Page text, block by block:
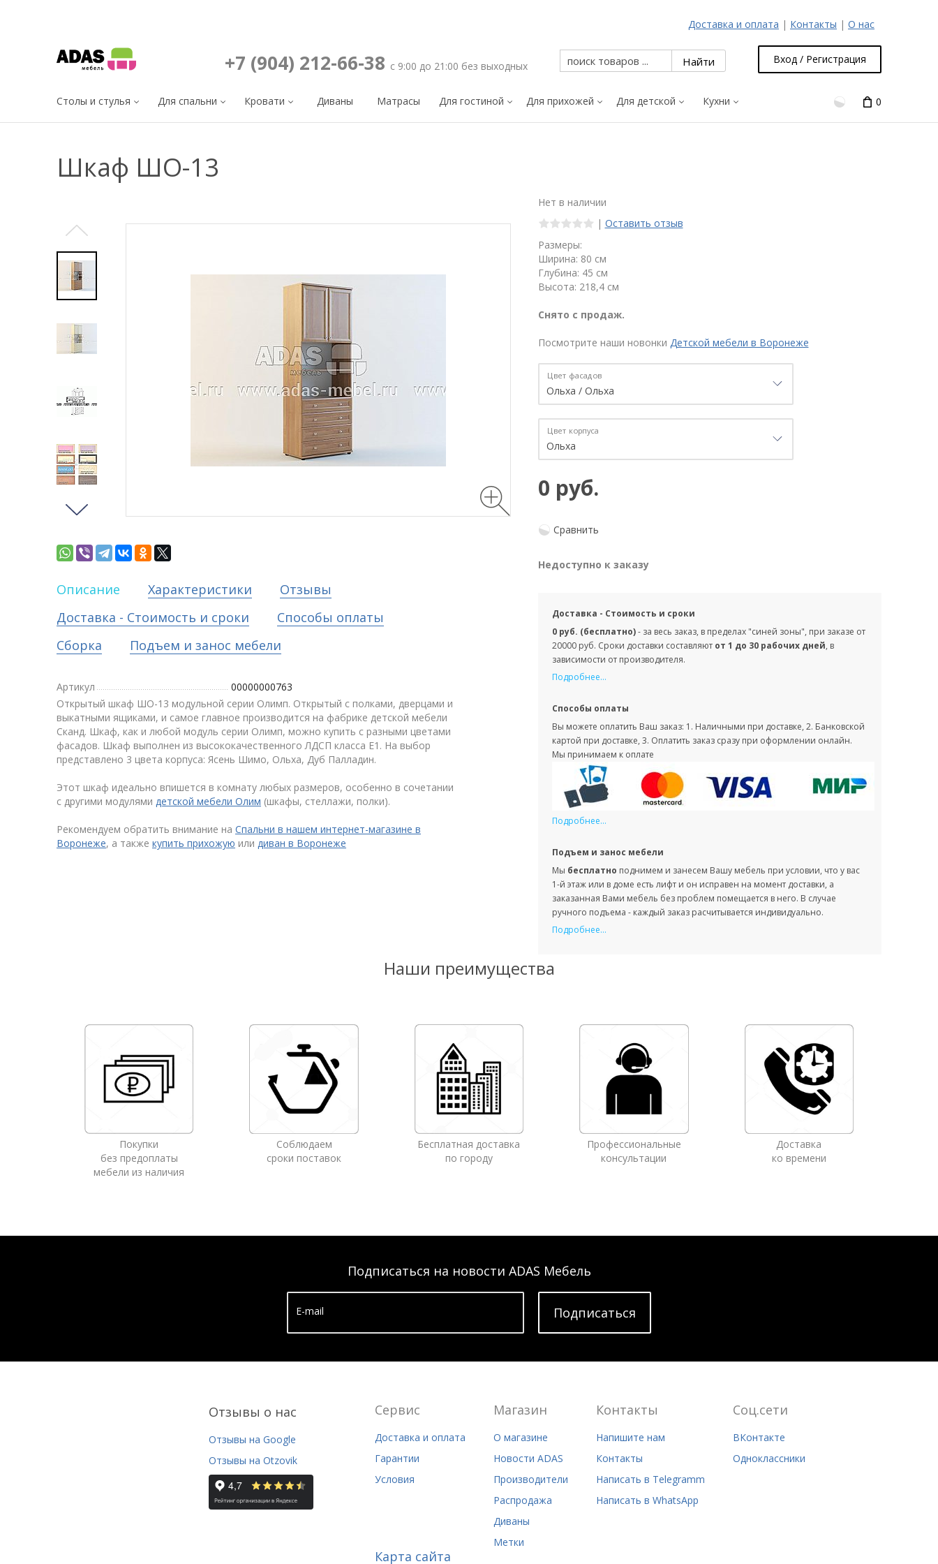
Доставка и оплата | Контакты | О нас
+7 (904) 212-66-38 с 9:00 до 21:00 без выходных
Вход / Регистрация
Столы и стулья Для спальни Кровати Диваны Матрасы Для гостиной Для прихожей Для детской Кухни 0
Шкаф ШО-13
Нет в наличии
| Оставить отзыв
Размеры:
Ширина: 80 см
Глубина: 45 см
Высота: 218,4 см
Снято с продаж.
Посмотрите наши новонки Детской мебели в Воронеже
Цвет фасадов
Цвет корпуса
0 руб.
Сравнить
Недоступно к заказу
Доставка - Стоимость и сроки
0 руб. (бесплатно)- за весь заказ, в пределах "синей зоны", при заказе от
20000 руб. Сроки доставки составляют от 1 до 30 рабочих дней, в
зависимости от производителя.
Подробнее...
Способы оплаты
Вы можете оплатить Ваш заказ: 1. Наличными при доставке, 2. Банковской
картой при доставке, 3. Оплатить заказ сразу при оформлении онлайн.
Мы принимаем к оплате
Подробнее...
Подъем и занос мебели
Мы бесплатно поднимем и занесем Вашу мебель при условии, что у вас
1-й этаж или в доме есть лифт и он исправен на момент доставки, а
заказанная Вами мебель без проблем помещается в него. В случае
ручного подъема - каждый заказ расчитывается индивидуально.
Подробнее...
Описание Характеристики
Отзывы
Доставка - Стоимость и сроки
Способы оплаты
Сборка
Подъем и занос мебели
Артикул
00000000763
Открытый шкаф ШО-13 модульной серии Олимп. Открытый с полками, дверцами и
выкатными ящиками, и самое главное производится на фабрике детской мебели
Сканд. Шкаф, как и любой модуль серии Олимп, можно купить с разными цветами
фасадов. Шкаф выполнен из высококачественного ЛДСП класса Е1. На выбор
представлено 3 цвета корпуса: Ясень Шимо, Ольха, Дуб Палладин.
Этот шкаф идеально впишется в комнату любых размеров, особенно в сочетании
с другими модулями детской мебели Олим (шкафы, стеллажи, полки).
Рекомендуем обратить внимание на Спальни в нашем интернет-магазине в
Воронеже, а также купить прихожую или диван в Воронеже
Наши преимущества
Покупки
без предоплаты
мебели из наличия
Соблюдаем
сроки поставок
Бесплатная доставка
по городу
Профессиональные
консультации
Доставка
ко времени
Подписаться на новости ADAS Мебель
E-mail Подписатьcя
Отзывы о нас
Отзывы на Google
Отзывы на Otzovik
Сервис
Доставка и оплата
Гарантии
Условия
Магазин
О магазине
Новости ADAS
Производители
Распродажа
Диваны
Метки
Контакты
Напишите нам
Контакты
Написать в Telegramm
Написать в WhatsApp
Соц.сети
ВКонтакте
Одноклассники
Карта сайта